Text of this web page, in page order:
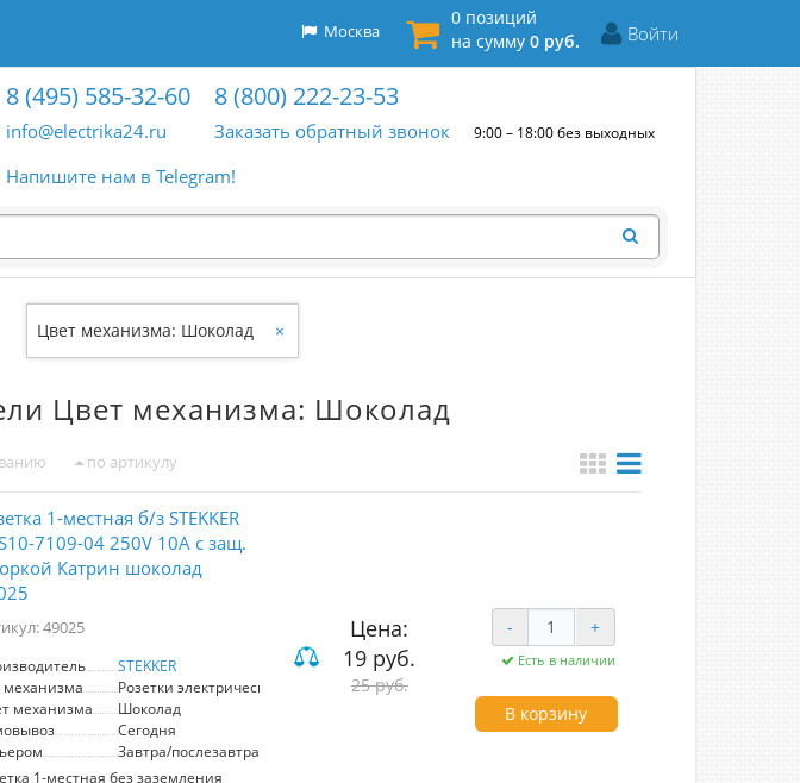
Войти
0 позиций
на сумму 0 руб.
Москва
8 (495) 585-32-60
info@electrika24.ru
8 (800) 222-23-53
Заказать обратный звонок 9:00 – 18:00 без выходных
Напишите нам в Telegram!
Цвет механизма: Шоколад ×
Цвет механизма: Шоколад
по артикулу
1-местная б/з STEKKER
7109-04 250V 10А с защ.
Катрин шоколад
49025
STEKKER
механизма
Розетки электрические
механизма
Шоколад
Сегодня
Завтра/послезавтра
1-местная без заземления
Цена:
19 руб.
25 руб.
- +
Есть в наличии
В корзину